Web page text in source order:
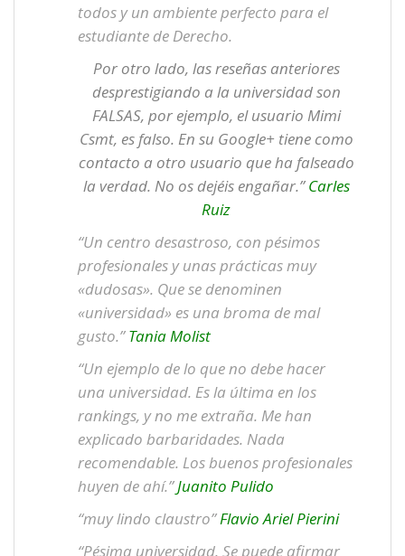
todos y un ambiente perfecto para el
estudiante de Derecho.
Por otro lado, las reseñas anteriores
desprestigiando a la universidad son
FALSAS, por ejemplo, el usuario Mimi
Csmt, es falso. En su Google+ tiene como
contacto a otro usuario que ha falseado
la verdad. No os dejéis engañar.” Carles
Ruiz
“Un centro desastroso, con pésimos
profesionales y unas prácticas muy
«dudosas». Que se denominen
«universidad» es una broma de mal
gusto.” Tania Molist
“Un ejemplo de lo que no debe hacer
una universidad. Es la última en los
rankings, y no me extraña. Me han
explicado barbaridades. Nada
recomendable. Los buenos profesionales
huyen de ahí.”Juanito Pulido
“muy lindo claustro”Flavio Ariel Pierini
“Pésima universidad. Se puede afirmar